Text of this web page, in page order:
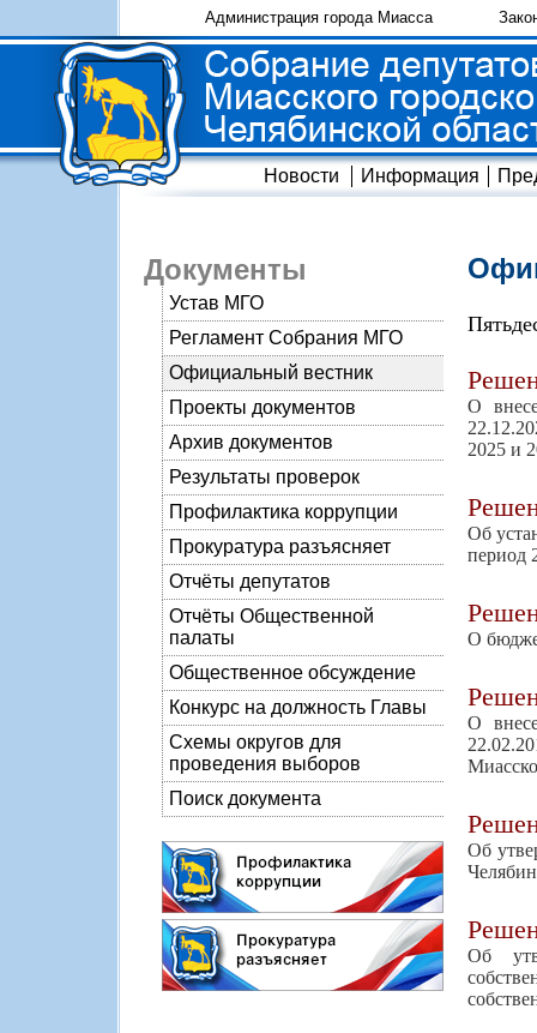
Администрация города Миасса
Новости Информация
Документы
Устав МГО
Регламент Собрания МГО
Официальный вестник
Проекты документов
Архив документов
Результаты проверок
Профилактика коррупции
Прокуратура разъясняет
Отчёты депутатов
Отчёты Общественной
палаты
Общественное обсуждение
Конкурс на должность Главы
Схемы округов для
проведения выборов
Поиск документа
О
2025 и
Об
период
О
О
Об
Об